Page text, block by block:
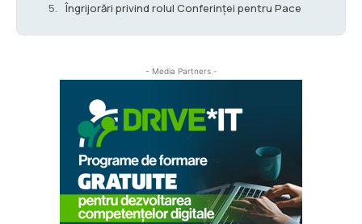
Îngrijorări privind rolul Conferinței pentru Pace
- Media Partners -